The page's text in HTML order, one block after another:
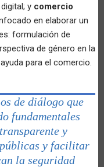
y comercio
en elaborar un
formulación de
de género en la
para el comercio.
de diálogo que
fundamentales
y
y facilitar
la seguridad